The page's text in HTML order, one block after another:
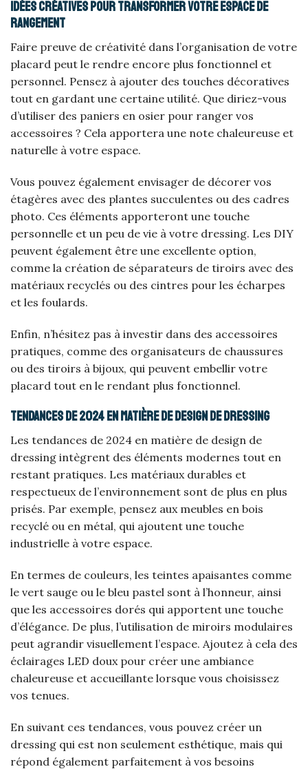
Idées créatives pour transformer votre espace de
rangement
Faire preuve de créativité dans l’organisation de votre
placard peut le rendre encore plus fonctionnel et
personnel. Pensez à ajouter des touches décoratives
tout en gardant une certaine utilité. Que diriez-vous
d’utiliser des paniers en osier pour ranger vos
accessoires ? Cela apportera une note chaleureuse et
naturelle à votre espace.
Vous pouvez également envisager de décorer vos
étagères avec des plantes succulentes ou des cadres
photo. Ces éléments apporteront une touche
personnelle et un peu de vie à votre dressing. Les DIY
peuvent également être une excellente option,
comme la création de séparateurs de tiroirs avec des
matériaux recyclés ou des cintres pour les écharpes
et les foulards.
Enfin, n’hésitez pas à investir dans des accessoires
pratiques, comme des organisateurs de chaussures
ou des tiroirs à bijoux, qui peuvent embellir votre
placard tout en le rendant plus fonctionnel.
Tendances de 2024 en matière de design de dressing
Les tendances de 2024 en matière de design de
dressing intègrent des éléments modernes tout en
restant pratiques. Les matériaux durables et
respectueux de l’environnement sont de plus en plus
prisés. Par exemple, pensez aux meubles en bois
recyclé ou en métal, qui ajoutent une touche
industrielle à votre espace.
En termes de couleurs, les teintes apaisantes comme
le vert sauge ou le bleu pastel sont à l’honneur, ainsi
que les accessoires dorés qui apportent une touche
d’élégance. De plus, l’utilisation de miroirs modulaires
peut agrandir visuellement l’espace. Ajoutez à cela des
éclairages LED doux pour créer une ambiance
chaleureuse et accueillante lorsque vous choisissez
vos tenues.
En suivant ces tendances, vous pouvez créer un
dressing qui est non seulement esthétique, mais qui
répond également parfaitement à vos besoins